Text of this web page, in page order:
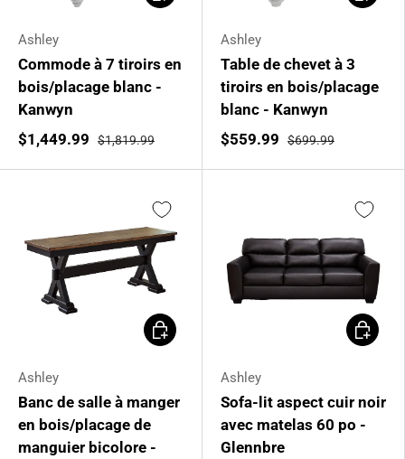
Ashley
Commode à 7 tiroirs en
bois/placage blanc -
Kanwyn
$1,449.99
$1,819.99
Ashley
Table de chevet à 3
tiroirs en bois/placage
blanc - Kanwyn
$559.99
$699.99
Ashley
Banc de salle à manger
en bois/placage de
manguier bicolore -
Ajouter au panier
Ashley
Sofa-lit aspect cuir noir
avec matelas 60 po -
Glennbre
Ajouter